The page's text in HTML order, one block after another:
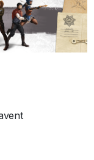
rapide